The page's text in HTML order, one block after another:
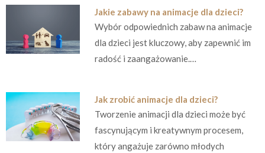
Jakie zabawy na animacje dla dzieci?
Wybór odpowiednich zabaw na animacje
dla dzieci jest kluczowy, aby zapewnić im
radość i zaangażowanie.…
Jak zrobić animacje dla dzieci?
Tworzenie animacji dla dzieci może być
fascynującym i kreatywnym procesem,
który angażuje zarówno młodych